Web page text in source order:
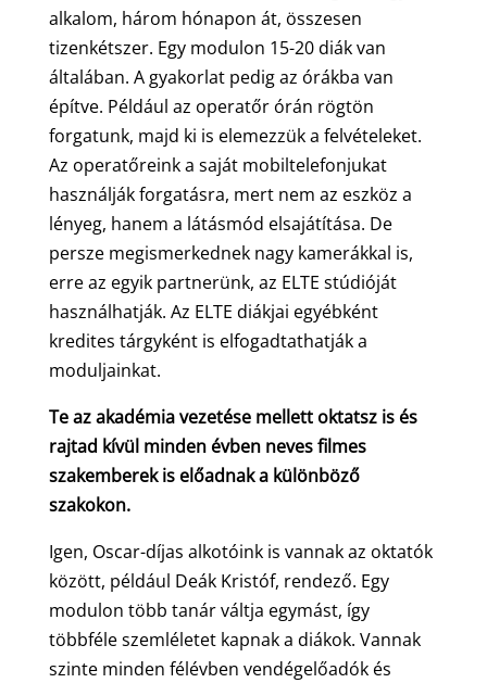
alkalom, három hónapon át, összesen
tizenkétszer. Egy modulon 15-20 diák van
általában. A gyakorlat pedig az órákba van
építve. Például az operatőr órán rögtön
forgatunk, majd ki is elemezzük a felvételeket.
Az operatőreink a saját mobiltelefonjukat
használják forgatásra, mert nem az eszköz a
lényeg, hanem a látásmód elsajátítása. De
persze megismerkednek nagy kamerákkal is,
erre az egyik partnerünk, az ELTE stúdióját
használhatják. Az ELTE diákjai egyébként
kredites tárgyként is elfogadtathatják a
moduljainkat.
Te az akadémia vezetése mellett oktatsz is és
rajtad kívül minden évben neves filmes
szakemberek is előadnak a különböző
szakokon.
Igen, Oscar-díjas alkotóink is vannak az oktatók
között, például Deák Kristóf, rendező. Egy
modulon több tanár váltja egymást, így
többféle szemléletet kapnak a diákok. Vannak
szinte minden félévben vendégelőadók és